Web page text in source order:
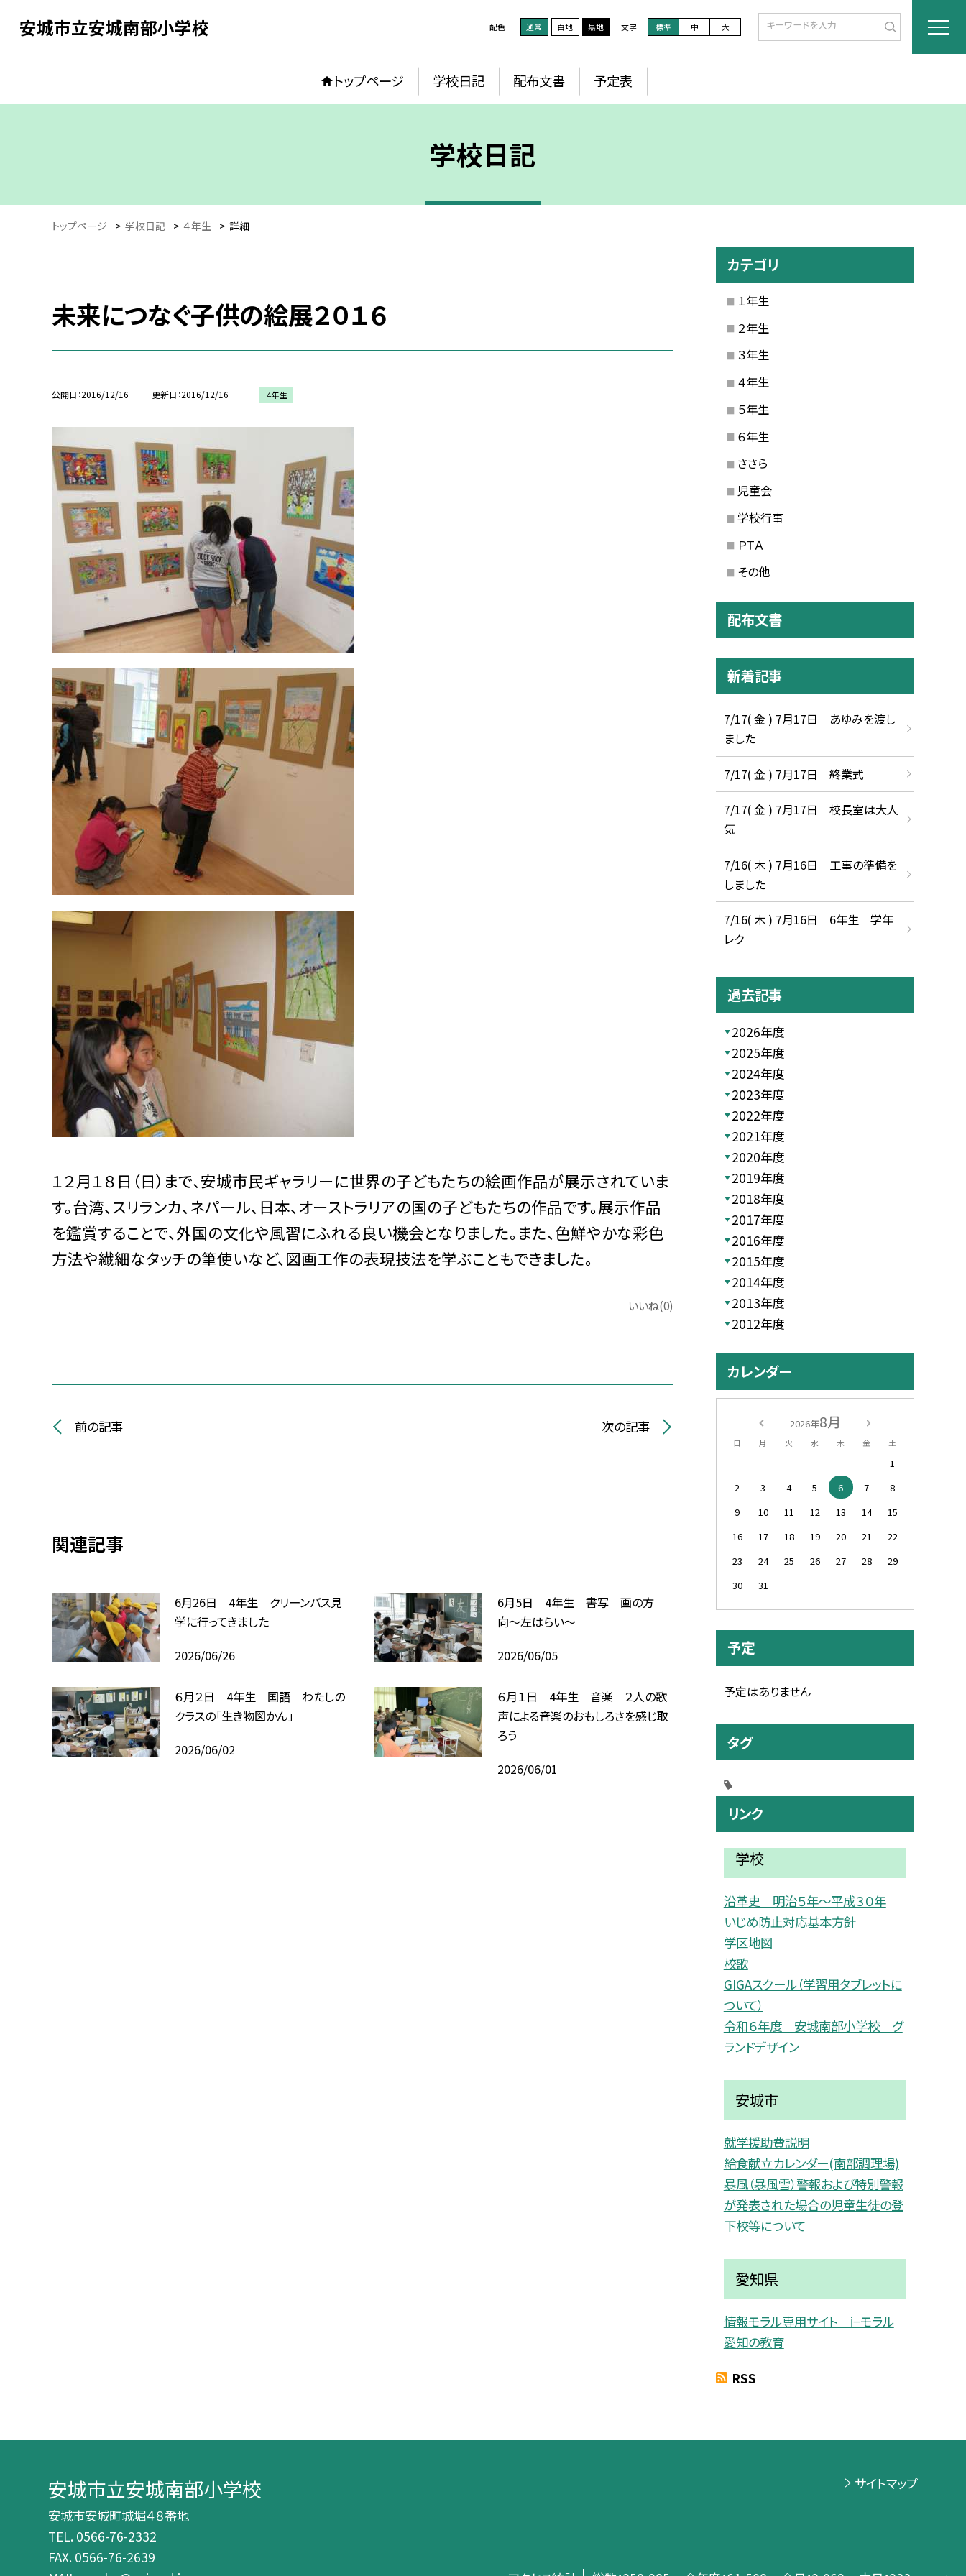
安城市立安城南部小学校 配色 通常 白地 黒地 文字 標準 中 大
トップページ 学校日記 配布文書 予定表
学校日記
トップページ > 学校日記 > ４年生 > 詳細
未来につなぐ子供の絵展２０１６
公開日 2016/12/16 更新日 2016/12/16 ４年生
１２月１８日（日）まで、安城市民ギャラリーに世界の子どもたちの絵画作品が展示されていま
す。台湾、スリランカ、ネパール、日本、オーストラリアの国の子どもたちの作品です。展示作品
を鑑賞することで、外国の文化や風習にふれる良い機会となりました。また、色鮮やかな彩色
方法や繊細なタッチの筆使いなど、図画工作の表現技法を学ぶこともできました。
いいね(0)
前の記事 次の記事
関連記事
6月26日 4年生 クリーンバス見
学に行ってきました
2026/06/26
6月5日 4年生 書写 画の方
向〜左はらい〜
2026/06/05
６月２日 4年生 国語 わたしの
クラスの「生き物図かん」
2026/06/02
６月１日 4年生 音楽 ２人の歌
声による音楽のおもしろさを感じ取
ろう
2026/06/01
カテゴリ
１年生
２年生
３年生
４年生
５年生
６年生
ささら
児童会
学校行事
ＰＴＡ
その他
配布文書
新着記事
7/17( 金 ) 7月17日 あゆみを渡し
ました
7/17( 金 ) 7月17日 終業式
7/17( 金 ) 7月17日 校長室は大人
気
7/16( 木 ) 7月16日 工事の準備を
しました
7/16( 木 ) 7月16日 6年生 学年
レク
過去記事
2026年度
2025年度
2024年度
2023年度
2022年度
2021年度
2020年度
2019年度
2018年度
2017年度
2016年度
2015年度
2014年度
2013年度
2012年度
カレンダー
2026年8月
日 月 火 水 木 金 土
1
2
3 4 5 6 7
8
9
10 11 12 13 14
15
16
17 18 19 20 21
22
23
24 25 26 27 28
29
30
31
予定
予定はありません
タグ
リンク
学校
沿革史 明治５年〜平成３０年
いじめ防止対応基本方針
学区地図
校歌
GIGAスクール（学習用タブレットに
ついて）
令和６年度 安城南部小学校 グ
ランドデザイン
安城市
就学援助費説明
給食献立カレンダー(南部調理場)
暴風（暴風雪）警報および特別警報
が発表された場合の児童生徒の登
下校等について
愛知県
情報モラル専用サイト i−モラル
愛知の教育
RSS
安城市立安城南部小学校
安城市安城町城堀４８番地
TEL. 0566-76-2332
FAX. 0566-76-2639
サイトマップ